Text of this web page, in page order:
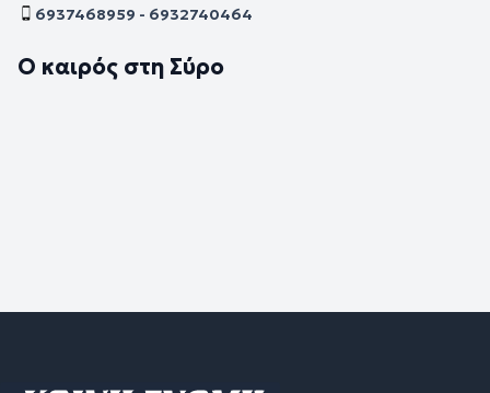
6937468959 - 6932740464
Ο καιρός στη Σύρο